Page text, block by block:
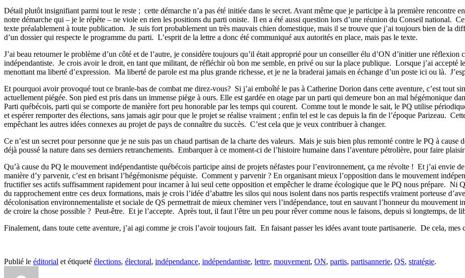
Détail plutôt insignifiant parmi tout le reste ; cette démarche n’a pas été initiée dans le secret. Avant même que je participe à la première rencontre
notre démarche qui – je le répète – ne viole en rien les positions du parti oniste. Il en a été aussi question lors d’une réunion du Conseil national.
texte préalablement à toute publication. Je suis fort probablement un très mauvais chien domestique, mais il se trouve que j’ai toujours bien de la
d’un dossier qui respecte le programme du parti. L’esprit de la lettre a donc été communiqué aux autorités en place, mais pas le texte.
J’ai beau retourner le problème d’un côté et de l’autre, je considère toujours qu’il était approprié pour un conseiller élu d’ON d’initier une
indépendantiste. Je crois avoir le droit, en tant que militant, de réfléchir où bon me semble, en privé ou sur la place publique. Lorsque j’ai accepté
menottant ma liberté d’expression. Ma liberté de parole est ma plus grande richesse, et je ne la braderai jamais en échange d’un poste ici ou là.
Et pourquoi avoir provoqué tout ce branle-bas de combat me direz-vous? Si j’ai emboîté le pas à Catherine Dorion dans cette aventure, c’est tout
actuellement piégée. Son pied est pris dans un immense piège à ours. Elle est gardée en otage par un parti qui demeure bon an mal hégémonique
Parti québécois, parti qui se comporte de manière fort peu honorable par les temps qui courent. Comme tout le monde le sait, le PQ utilise
et espérer remporter des élections, sans jamais agir pour que le projet se réalise vraiment ; enfin tel est le cas depuis la fin de l’époque Parizeau.
empêchant les autres idées connexes au projet de pays de connaître du succès. C’est cela que je veux contribuer à changer.
Ce n’est un secret pour personne que je ne suis pas un chaud partisan de la charte des valeurs. Mais je suis bien plus remonté contre le PQ à cause
déjà poussé la nature dans ses derniers retranchements. Embarquer à ce moment-ci de l’histoire humaine dans l’aventure pétrolière, pour faire
Qu’à cause du PQ le mouvement indépendantiste québécois participe ainsi de projets néfastes pour l’environnement, ça me révolte ! Et j’ai envie
manière d’y parvenir, c’est en brisant l’hégémonisme péquiste. Comment y parvenir ? En organisant mieux l’opposition dans le mouvement
fructifier ses actifs suffisamment rapidement pour incarner à lui seul cette opposition et empêcher le drame écologique que le PQ nous prépare. Ni
du rapprochement entre ces deux formations, mais je crois l’idée d’abattre les silos qui nous isolent dans nos partis respectifs vraiment porteuse
décolonisation environnementaliste et sociale de QS permettrait de mieux cheminer vers l’indépendance, tout en sauvant l’honneur du mouvement
de croire la chose possible ? Peut-être. Et je l’accepte. Après tout, il faut l’être un peu pour rêver comme nous le faisons, depuis si longtemps, de
Finalement, dans toute cette aventure, j’ai agi comme je crois l’avoir toujours fait. En faisant passer les idées avant toute partisanerie. De cela, mes
Publié le éditorial et étiqueté élections, électoral, indépendance, indépendantiste, lettre, mouvement, ON, partis, partisannerie, QS, stratégie.